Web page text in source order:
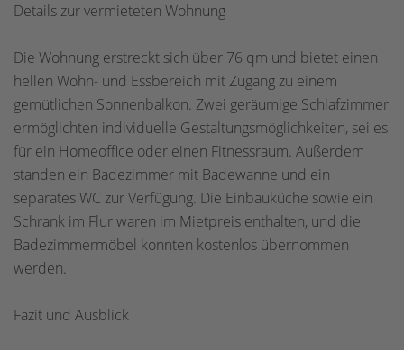
Details zur vermieteten Wohnung
Die Wohnung erstreckt sich über 76 qm und bietet einen
hellen Wohn- und Essbereich mit Zugang zu einem
gemütlichen Sonnenbalkon. Zwei geräumige Schlafzimmer
ermöglichten individuelle Gestaltungsmöglichkeiten, sei es
für ein Homeoffice oder einen Fitnessraum. Außerdem
standen ein Badezimmer mit Badewanne und ein
separates WC zur Verfügung. Die Einbauküche sowie ein
Schrank im Flur waren im Mietpreis enthalten, und die
Badezimmermöbel konnten kostenlos übernommen
werden.
Fazit und Ausblick